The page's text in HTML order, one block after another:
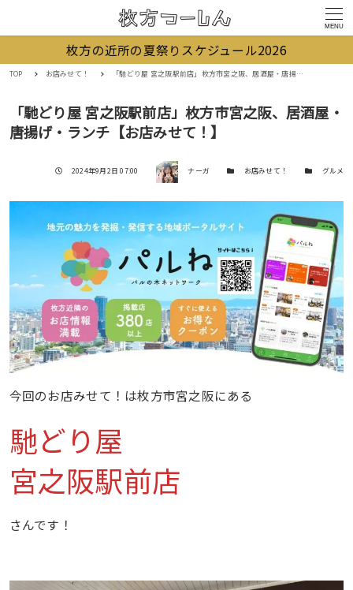
MENU
枚方の近所の夏祭りスケジュール2026
TOP お店みせて！ 「馳どり屋 宮之阪駅前店」枚方市宮之阪、居酒屋・唐揚げ・ランチ【お店みせて！】
「馳どり屋 宮之阪駅前店」枚方市宮之阪、居酒屋・
唐揚げ・ランチ【お店みせて！】
投稿日
2024年9月2日 07:00 著者 ナーガ カテゴリーお店みせて！ カテゴリー
グルメ
今回のお店みせて！は枚方市宮之阪にある
馳どり屋
宮之阪駅前店
さんです！